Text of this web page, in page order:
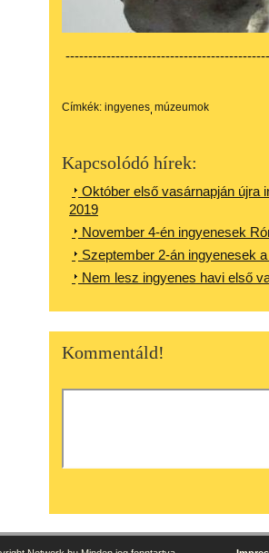
Címkék: ingyenes múzeumok
Kapcsolódó hírek:
Október első vasárnapján újra
2019
November 4-én ingyenesek
Szeptember 2-án ingyenesek
Nem lesz ingyenes havi első
Kommentáld!